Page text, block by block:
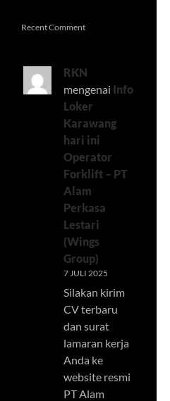
Recent Comment
RKN
mengenai Info
Loker
Karawang
hari ini
Operator
Forklift – PT
Alam
Perkasa
Lestari
(Wings
Group)
7 JULI 2025
Silakan kirim
CV terbaru
dan surat
lamaran kerja
Anda ke
website resmi
PT Alam